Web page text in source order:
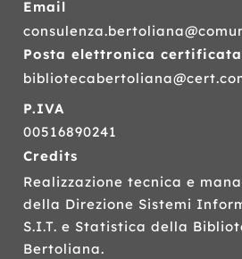
Email
Posta elettronica
P.IVA
00516890241
Credits
Realizzazione tecnica e
della Direzione Sistemi
S.I.T. e Statistica della
Bertoliana.